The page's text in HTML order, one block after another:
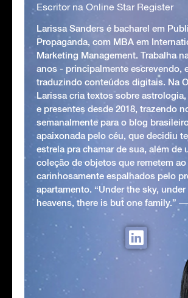
Escritor na Online Star Register
Larissa Sanders é bacharel em
Propaganda, com MBA em
Marketing Management. Trabalha
anos - principalmente escrevendo,
traduzindo conteúdos digitais. Na
Larissa cria textos sobre
e presentes desde 2018, trazendo
semanalmente para o blog
apaixonada pelo céu, que decidiu
estrela pra chamar de sua, além de
coleção de objetos que remetem
carinhosamente espalhados pelo
apartamento. “Under the sky, under
heavens, there is but one family.”